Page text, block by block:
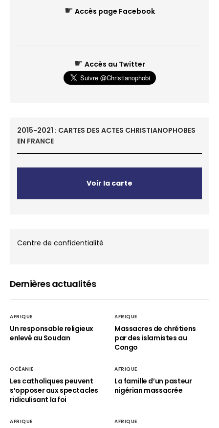
☛ Accès page Facebook
☛ Accès au Twitter
2015-2021 : CARTES DES ACTES CHRISTIANOPHOBES
EN FRANCE
Voir la carte
Centre de confidentialité
Dernières actualités
AFRIQUE
Un responsable religieux
enlevé au Soudan
AFRIQUE
Massacres de chrétiens
par des islamistes au
Congo
OCÉANIE
Les catholiques peuvent
s’opposer aux spectacles
ridiculisant la foi
AFRIQUE
La famille d’un pasteur
nigérian massacrée
AFRIQUE AFRIQUE